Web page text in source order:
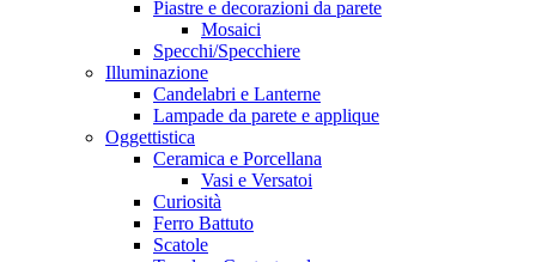
Piastre e decorazioni da parete
Mosaici
Specchi/Specchiere
Illuminazione
Candelabri e Lanterne
Lampade da parete e applique
Oggettistica
Ceramica e Porcellana
Vasi e Versatoi
Curiosità
Ferro Battuto
Scatole